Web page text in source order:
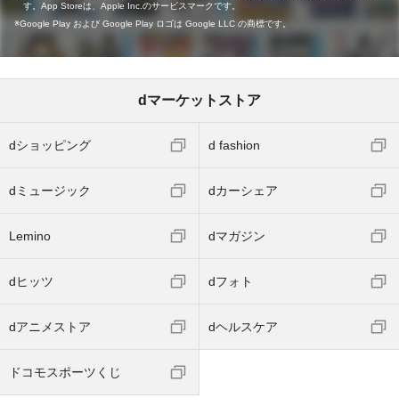
す。App Storeは、Apple Inc.のサービスマークです。
Google Play および Google Play ロゴは Google LLC の商標です。
dマーケットストア
dショッピング d fashion
dミュージック dカーシェア
Lemino dマガジン
dヒッツ dフォト
dアニメストア dヘルスケア
ドコモスポーツくじ